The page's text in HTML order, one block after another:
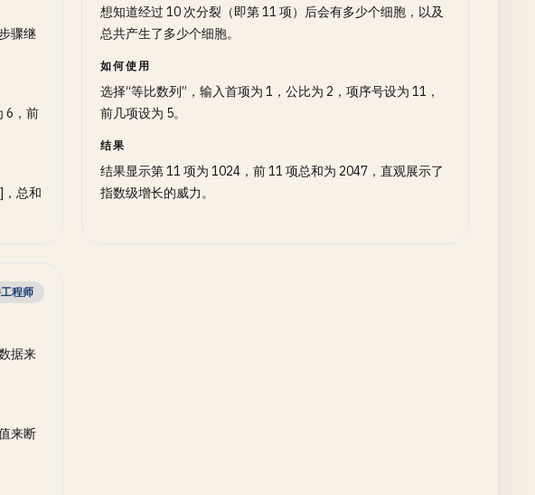
骤继
6，前
，总和
想知道经过 10 次分裂（即第 11 项）后会有多少个细胞，以及
总共产生了多少个细胞。
如何使用
选择“等比数列”，输入首项为 1，公比为 2，项序号设为 11，
前几项设为 5。
结果
结果显示第 11 项为 1024，前 11 项总和为 2047，直观展示了
指数级增长的威力。
程师
据来
来断